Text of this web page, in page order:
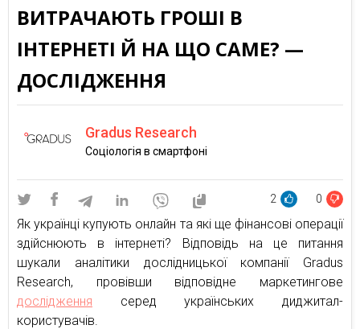
ВИТРАЧАЮТЬ ГРОШІ В
ІНТЕРНЕТІ Й НА ЩО САМЕ? —
ДОСЛІДЖЕННЯ
Gradus Research
Соціологія в смартфоні
2 0
Як українці купують онлайн та які ще фінансові операції
здійснюють в інтернеті? Відповідь на це питання
шукали аналітики дослідницької компанії Gradus
Research, провівши відповідне маркетингове
дослідження серед українських диджитал-
користувачів.